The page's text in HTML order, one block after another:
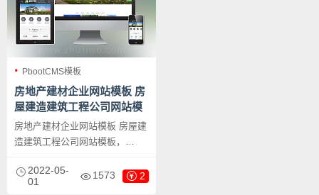
PbootCMS模板
房地产建材企业网站模板 房
屋建造建筑工程公司网站模
板
房地产建材企业网站模板 房屋建
造建筑工程公司网站模板，
板，该模板适用于建筑工程网
站、房屋地产网站等企业，当然
2022-05-
01
1573 2